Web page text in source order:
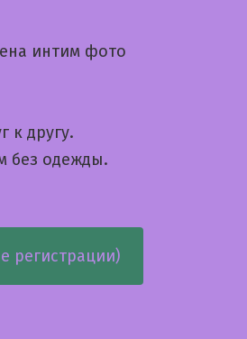
интим фото
к другу.
без одежды.
регистрации)